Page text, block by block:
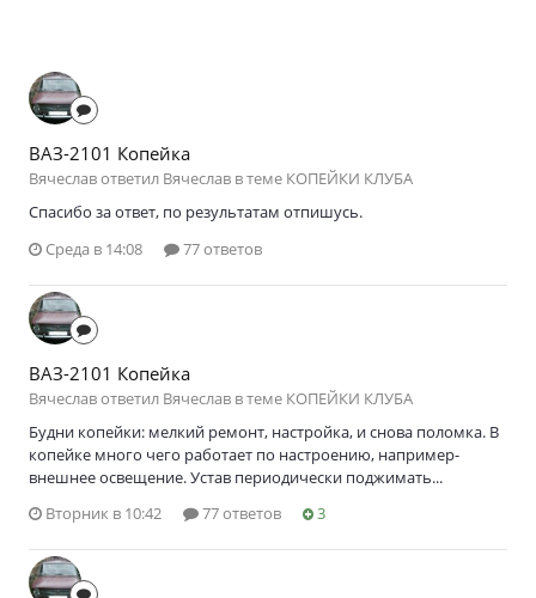
ВАЗ-2101 Копейка
Вячеслав ответил Вячеслав в теме КОПЕЙКИ КЛУБА
Спасибо за ответ, по результатам отпишусь.
Среда в 14:08
77 ответов
ВАЗ-2101 Копейка
Вячеслав ответил Вячеслав в теме КОПЕЙКИ КЛУБА
Будни копейки: мелкий ремонт, настройка, и снова поломка. В
копейке много чего работает по настроению, например-
внешнее освещение. Устав периодически поджимать...
Вторник в 10:42
77 ответов 3